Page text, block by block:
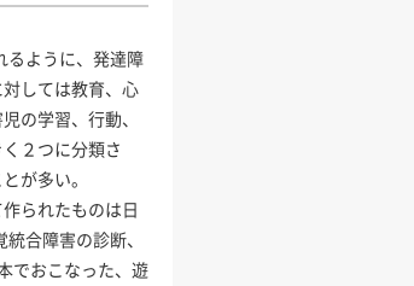
るように、発達障
しては教育、心
の学習、行動、
２つに分類さ
が多い。
られたものは日
合障害の診断、
でおこなった、遊